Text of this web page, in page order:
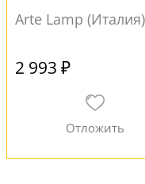
Arte Lamp (Италия)
2 993 ₽